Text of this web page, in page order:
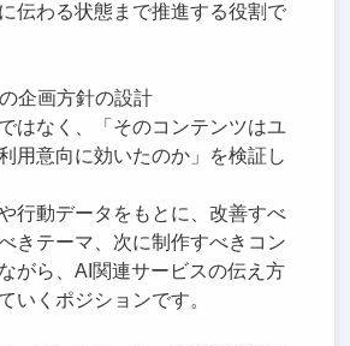
伝わる状態まで推進する役割で
企画方針の設計
はなく、「そのコンテンツはユ
用意向に効いたのか」を検証し
行動データをもとに、改善すべ
きテーマ、次に制作すべきコン
がら、AI関連サービスの伝え方
いくポジションです。